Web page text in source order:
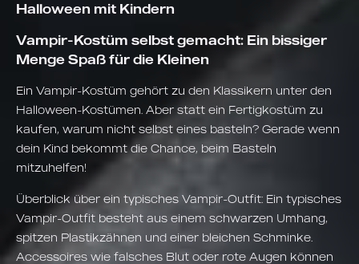
Halloween mit Kindern
Vampir-Kostüm selbst gemacht: Ein bissiger
Menge Spaß für die Kleinen
Ein Vampir-Kostüm gehört zu den Klassikern unter den
Halloween-Kostümen. Aber statt ein Fertigkostüm zu
kaufen, warum nicht selbst eines basteln? Gerade wenn
dein Kind bekommt die Chance, beim Basteln
mitzuhelfen!
Überblick über ein typisches Vampir-Outfit: Ein typisches
Vampir-Outfit besteht aus einem schwarzen Umhang,
spitzen Plastikzähnen und einer bleichen Schminke.
Accessoires wie falsches Blut oder rote Augen können